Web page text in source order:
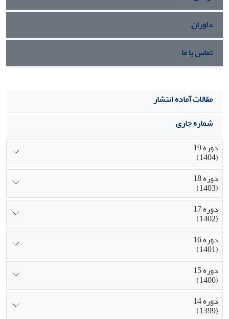
داوران
تماس با ما
مقالات آماده انتشار
شماره جاری
دوره 19
(1404)
دوره 18
(1403)
دوره 17
(1402)
دوره 16
(1401)
دوره 15
(1400)
دوره 14
(1399)